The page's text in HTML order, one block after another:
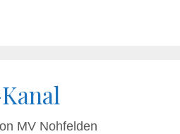
MV Nohfelden